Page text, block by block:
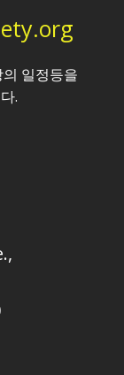
일정등을
.